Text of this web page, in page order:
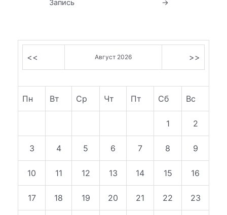
Запись
→
<< Август 2026 >>
Пн Вт Ср Чт Пт Сб Вс
1 2
3 4 5 6 7 8 9
10 11 12 13 14 15 16
17 18 19 20 21 22 23